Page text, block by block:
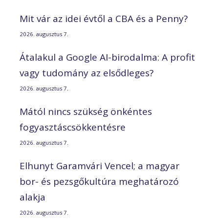
Mit vár az idei évtől a CBA és a Penny?
2026. augusztus 7.
Átalakul a Google AI-birodalma: A profit
vagy tudomány az elsődleges?
2026. augusztus 7.
Mától nincs szükség önkéntes
fogyasztáscsökkentésre
2026. augusztus 7.
Elhunyt Garamvári Vencel; a magyar
bor- és pezsgőkultúra meghatározó
alakja
2026. augusztus 7.